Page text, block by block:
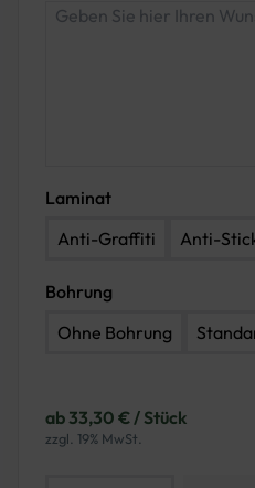
Laminat
Anti-Graffiti
Anti-
Bohrung
Ohne Bohrung
ab 33,30 € / Stück
zzgl. 19% MwSt.